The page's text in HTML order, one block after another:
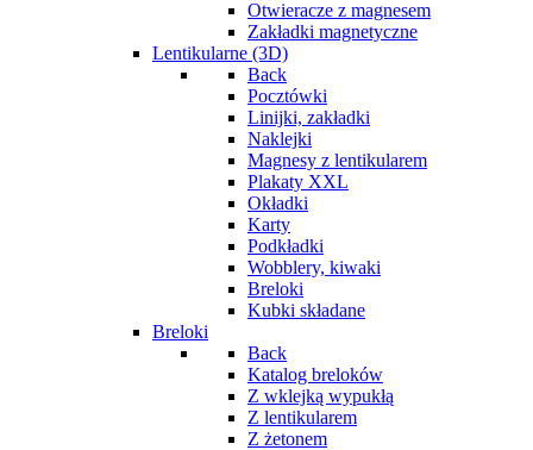
Otwieracze z magnesem
Zakładki magnetyczne
Lentikularne (3D)
Back
Pocztówki
Linijki, zakładki
Naklejki
Magnesy z lentikularem
Plakaty XXL
Okładki
Karty
Podkładki
Wobblery, kiwaki
Breloki
Kubki składane
Breloki
Back
Katalog breloków
Z wklejką wypukłą
Z lentikularem
Z żetonem